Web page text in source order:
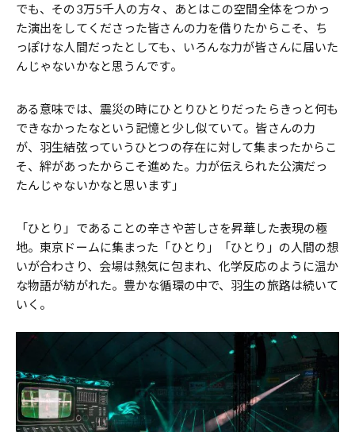
でも、その3万5千人の方々、あとはこの空間全体をつかっ
た演出をしてくださった皆さんの力を借りたからこそ、ち
っぽけな人間だったとしても、いろんな力が皆さんに届いた
んじゃないかなと思うんです。
ある意味では、震災の時にひとりひとりだったらきっと何も
できなかったなという記憶と少し似ていて。皆さんの力
が、羽生結弦っていうひとつの存在に対して集まったからこ
そ、絆があったからこそ進めた。力が伝えられた公演だっ
たんじゃないかなと思います」
「ひとり」であることの辛さや苦しさを昇華した表現の極
地。東京ドームに集まった「ひとり」「ひとり」の人間の想
いが合わさり、会場は熱気に包まれ、化学反応のように温か
な物語が紡がれた。豊かな循環の中で、羽生の旅路は続いて
いく。